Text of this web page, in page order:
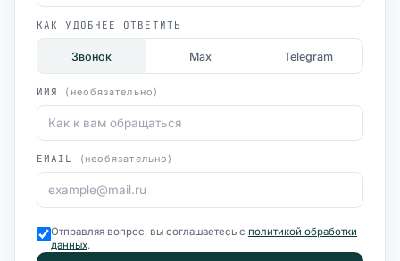
КАК УДОБНЕЕ ОТВЕТИТЬ
Звонок Max Telegram
ИМЯ (необязательно)
EMAIL (необязательно)
Отправляя вопрос, вы соглашаетесь с политикой обработки
данных.